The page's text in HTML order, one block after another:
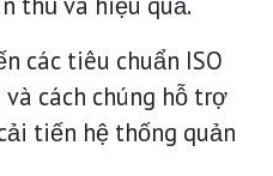
các tiêu chuẩn ISO
và cách chúng hỗ trợ
tiến hệ thống quản